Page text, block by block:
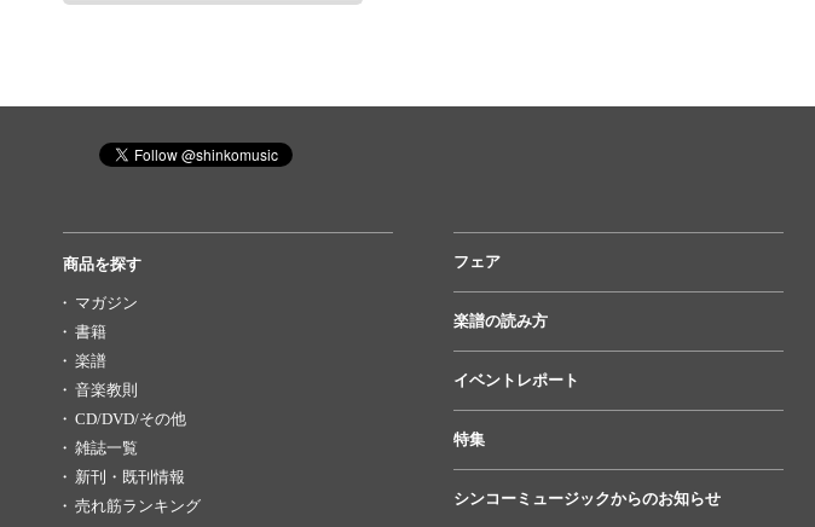
商品を探す
マガジン
書籍
楽譜
音楽教則
CD/DVD/その他
雑誌一覧
新刊・既刊情報
売れ筋ランキング
フェア
楽譜の読み方
イベントレポート
特集
シンコーミュージックからのお知らせ